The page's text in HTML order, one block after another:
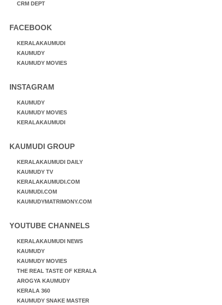
CRM DEPT
FACEBOOK
KERALAKAUMUDI
KAUMUDY
KAUMUDY MOVIES
INSTAGRAM
KAUMUDY
KAUMUDY MOVIES
KERALAKAUMUDI
KAUMUDI GROUP
KERALAKAUMUDI DAILY
KAUMUDY TV
KERALAKAUMUDI.COM
KAUMUDI.COM
KAUMUDYMATRIMONY.COM
YOUTUBE CHANNELS
KERALAKAUMUDI NEWS
KAUMUDY
KAUMUDY MOVIES
THE REAL TASTE OF KERALA
AROGYA KAUMUDY
KERALA 360
KAUMUDY SNAKE MASTER